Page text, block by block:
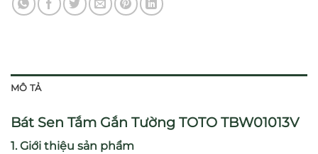
MÔ TẢ
Bát Sen Tắm Gắn Tường TOTO TBW01013V
1. Giới thiệu sản phẩm